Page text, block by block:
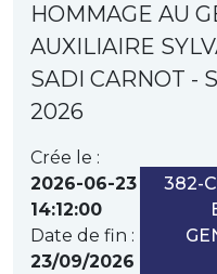
HOMMAGE AU
AUXILIAIRE
SADI CARNOT -
2026
Crée le :
2026-06-23
14:12:00
Date de fin :
23/09/2026
382-